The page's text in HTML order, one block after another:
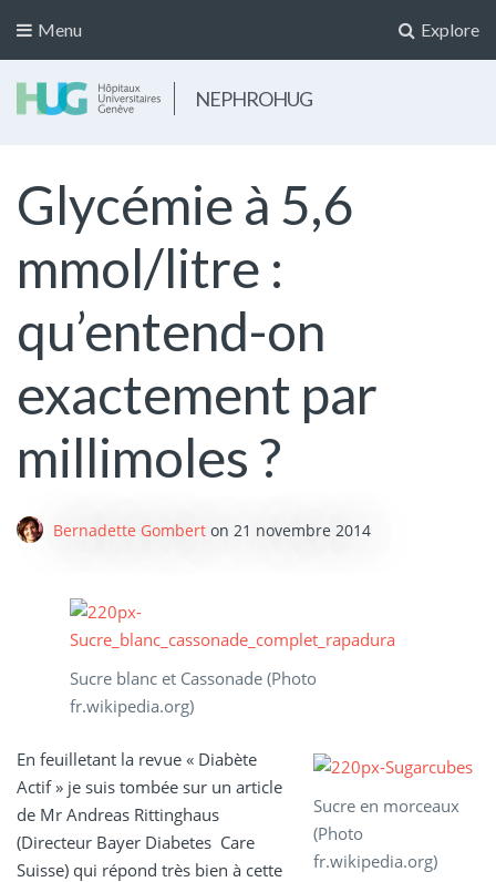
Explore
Menu
NEPHROHUG
Glycémie à 5,6
mmol/litre :
qu’entend-on
exactement par
millimoles ?
Bernadette Gombert on 21 novembre 2014
Sucre blanc et Cassonade (Photo
fr.wikipedia.org)
Sucre en morceaux
(Photo
fr.wikipedia.org)
En feuilletant la revue « Diabète
Actif » je suis tombée sur un article
de Mr Andreas Rittinghaus
(Directeur Bayer Diabetes Care
Suisse) qui répond très bien à cette